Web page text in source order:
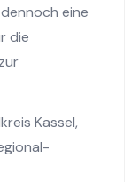
eine
die
Kassel,